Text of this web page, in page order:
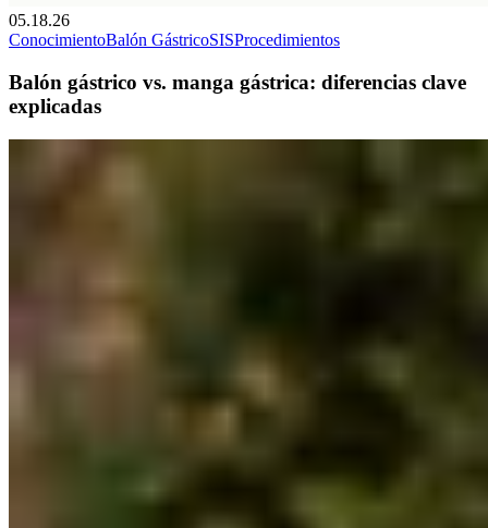
05.18.26
ConocimientoBalón GástricoSISProcedimientos
Balón gástrico vs. manga gástrica: diferencias clave
explicadas